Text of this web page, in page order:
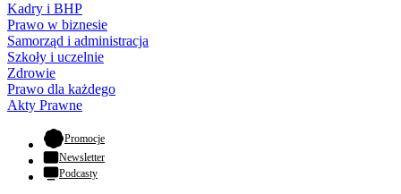
Kadry i BHP
Prawo w biznesie
Samorząd i administracja
Szkoły i uczelnie
Zdrowie
Prawo dla każdego
Akty Prawne
Promocje- otwiera się w nowej karcie
Newsletter
Podcasty